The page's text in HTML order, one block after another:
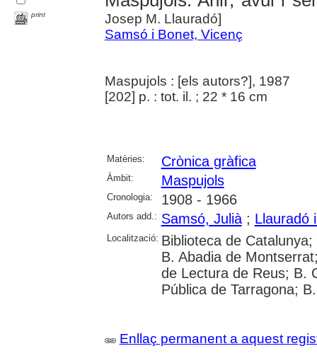
print
Josep M. Llauradó]
Samsó i Bonet, Vicenç
Maspujols : [els autors?], 1987
[202] p. : tot. il. ; 22 * 16 cm
Matèries: Crònica gràfica
Àmbit: Maspujols
Cronologia: 1908 - 1966
Autors add.: Samsó, Julià; Llauradó
Localització: Biblioteca de
B. Abadia de
de Lectura de Reus; B.
Pública de Tarragona;
Enllaç permanent a aquest